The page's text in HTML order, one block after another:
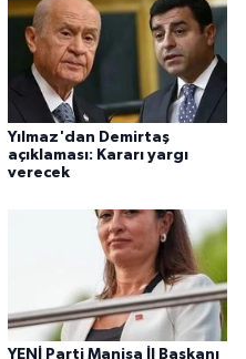
Yılmaz'dan Demirtaş
açıklaması: Kararı yargı
verecek
YENİ Parti Manisa İl Başkanı